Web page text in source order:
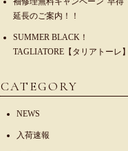
延長のご案内！！
SUMMER BLACK！
TAGLIATORE【タリアトーレ】
CATEGORY
NEWS
入荷速報